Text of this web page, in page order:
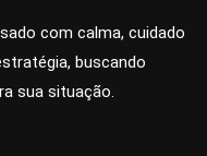
com calma, cuidado
buscando
sua situação.